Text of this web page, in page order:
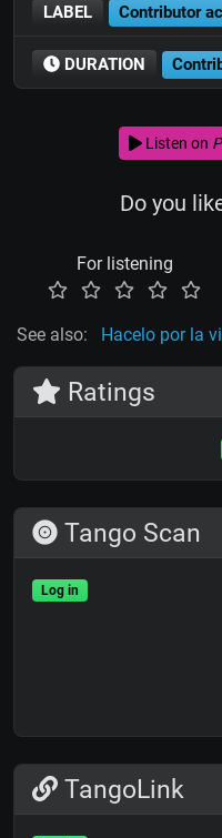
LABEL Contributor
DURATION
Listen on
Do you
For listening
See also: Hacelo por la
Ratings
Tango Scan
Log in
TangoLink